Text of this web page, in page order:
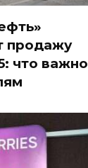
продажу
что важно